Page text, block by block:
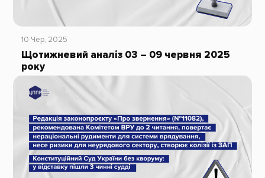
10 Чер, 2025
Щотижневий аналіз 03 – 09 червня 2025
року